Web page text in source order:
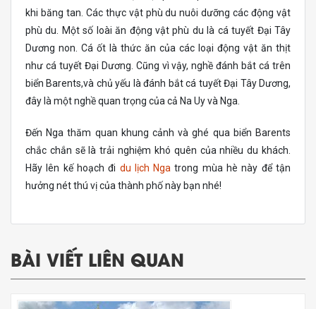
khi băng tan. Các thực vật phù du nuôi dưỡng các động vật
phù du. Một số loài ăn động vật phù du là cá tuyết Đại Tây
Dương non. Cá ốt là thức ăn của các loại động vật ăn thịt
như cá tuyết Đại Dương. Cũng vì vậy, nghề đánh bắt cá trên
biển Barents,và chủ yếu là đánh bắt cá tuyết Đại Tây Dương,
đây là một nghề quan trọng của cả Na Uy và Nga.
Đến Nga thăm quan khung cảnh và ghé qua biển Barents
chắc chắn sẽ là trải nghiệm khó quên của nhiều du khách.
Hãy lên kế hoạch đi du lịch Nga trong mùa hè này để tận
hưởng nét thú vị của thành phố này bạn nhé!
BÀI VIẾT LIÊN QUAN